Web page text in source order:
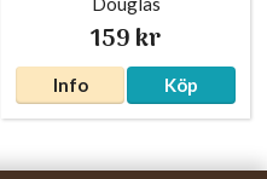
159 kr
Info Köp